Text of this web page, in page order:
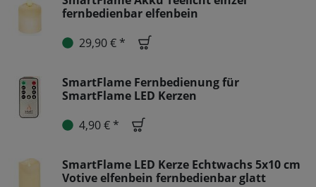
fernbedienbar elfenbein
29,90 € *
SmartFlame Fernbedienung für
SmartFlame LED Kerzen
4,90 € *
SmartFlame LED Kerze Echtwachs 5x10 cm
Votive elfenbein fernbedienbar glatt